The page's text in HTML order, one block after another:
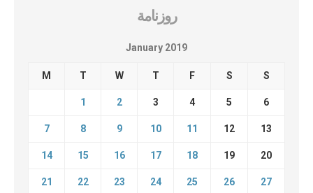
روزنامة
January 2019
M T W T F S S
1 2 3 4 5 6
7 8 9 10 11 12 13
14 15 16 17 18 19 20
21 22 23 24 25 26 27